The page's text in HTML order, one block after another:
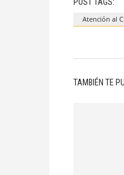
Atención al
TAMBIÉN TE